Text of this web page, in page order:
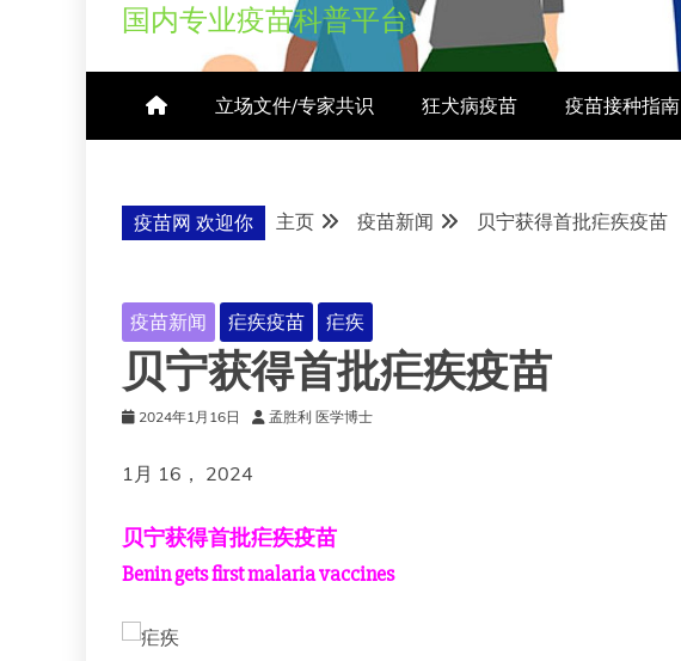
国内专业疫苗科普平台
立场文件/专家共识 狂犬病疫苗 疫苗接种指南
疫苗网 欢迎你 主页 疫苗新闻 贝宁获得首批疟疾疫苗
疫苗新闻 疟疾疫苗 疟疾
贝宁获得首批疟疾疫苗
2024年1月16日 孟胜利 医学博士
1月 16， 2024
贝宁获得首批疟疾疫苗
Benin gets first malaria vaccines